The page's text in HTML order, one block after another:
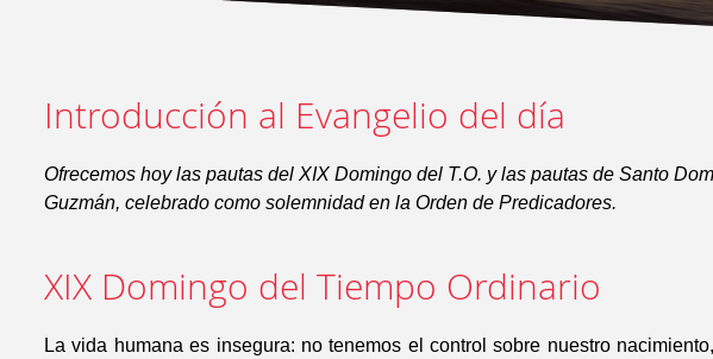
Introducción al Evangelio del día
Ofrecemos hoy las pautas del XIX Domingo del T.O. y las pautas de Santo
Guzmán, celebrado como solemnidad en la Orden de Predicadores.
XIX Domingo del Tiempo Ordinario
La vida humana es insegura: no tenemos el control sobre nuestro